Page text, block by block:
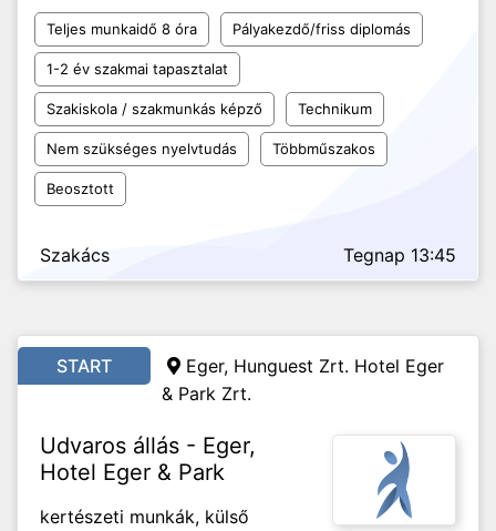
Teljes munkaidő 8 óra Pályakezdő/friss diplomás
1-2 év szakmai tapasztalat
Szakiskola / szakmunkás képző Technikum
Nem szükséges nyelvtudás Többműszakos
Beosztott
Szakács Tegnap 13:45
START
Eger, Hunguest Zrt. Hotel Eger
& Park Zrt.
Udvaros állás - Eger,
Hotel Eger & Park
kertészeti munkák, külső